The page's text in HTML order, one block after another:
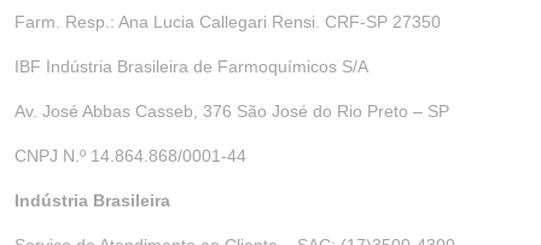
Farm. Resp.: Ana Lucia Callegari Rensi. CRF-SP 27350
IBF Indústria Brasileira de Farmoquímicos S/A
Av. José Abbas Casseb, 376 São José do Rio Preto – SP
CNPJ N.º 14.864.868/0001-44
Indústria Brasileira